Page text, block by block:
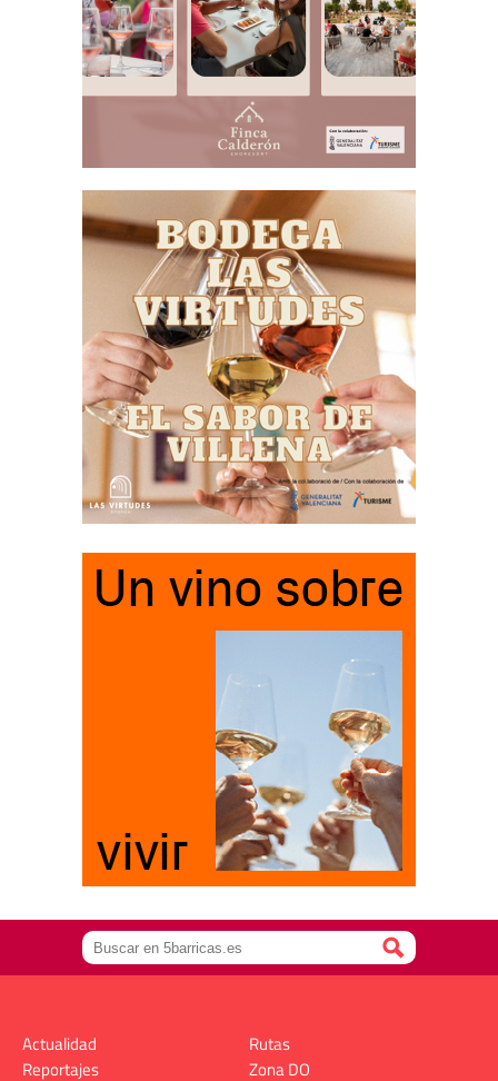
Actualidad
Reportajes
Rutas
Zona DO